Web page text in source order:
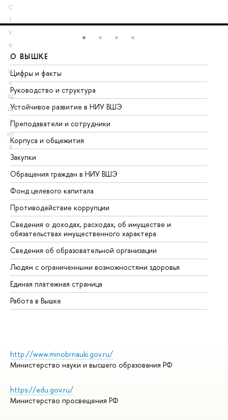
С
Т
У
Ф
Х
Ц
Ч
Ш
Щ
Э
Ю
Я
О ВЫШКЕ
Цифры и факты
Руководство и структура
Устойчивое развитие в НИУ ВШЭ
Преподаватели и сотрудники
Корпуса и общежития
Закупки
Обращения граждан в НИУ ВШЭ
Фонд целевого капитала
Противодействие коррупции
Сведения о доходах, расходах, об имуществе и
обязательствах имущественного характера
Сведения об образовательной организации
Людям с ограниченными возможностями здоровья
Единая платежная страница
Работа в Вышке
http://www.minobrnauki.gov.ru/
Министерство науки и высшего образования РФ
https://edu.gov.ru/
Министерство просвещения РФ